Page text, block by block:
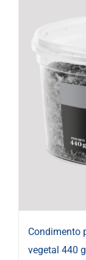
Condimento
vegetal 440 g